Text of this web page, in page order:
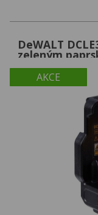
AKCE
DeWALT
zeleným